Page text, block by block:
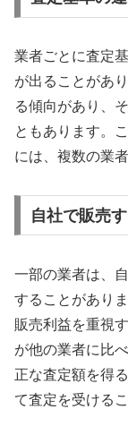
業者ごとに査定
が出ることがあ
る傾向があり、
ともあります。
には、複数の業
自社で販売
一部の業者は、
することがあり
販売利益を重視
が他の業者に比
正な査定額を得
て査定を受ける